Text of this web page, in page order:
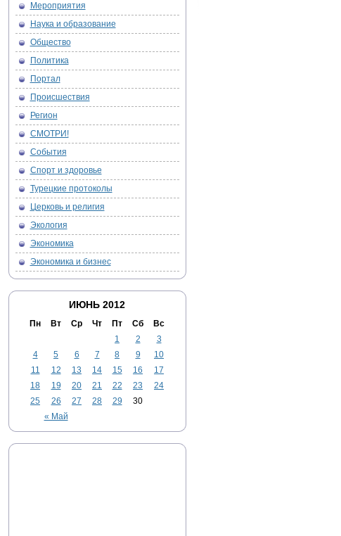
Мероприятия
Наука и образование
Общество
Политика
Портал
Происшествия
Регион
СМОТРИ!
События
Спорт и здоровье
Турецкие протоколы
Церковь и религия
Экология
Экономика
Экономика и бизнес
ИЮНЬ 2012
Пн Вт Ср Чт Пт Сб Вс
« Май
1 2
3
4
5 6 7 8 9
10
11
12 13 14 15 16
17
18
19 20 21 22 23
24
25
26 27 28 29 30